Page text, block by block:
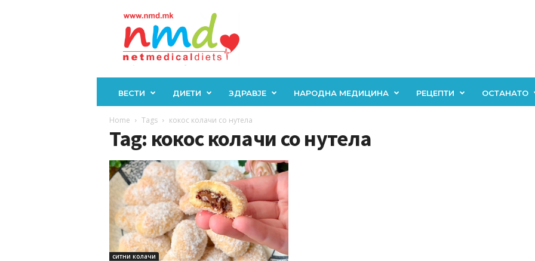
ВЕСТИ ДИЕТИ ЗДРАВЈЕ НАРОДНА МЕДИЦИНА РЕЦЕПТИ ОСТАНАТО
Home Tags кокос колачи со нутела
Tag: кокос колачи со нутела
ситни колачи